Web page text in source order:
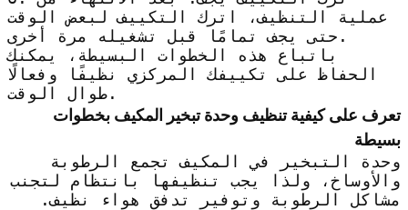
عملية التنظيف، اترك التكييف لبعض الوقت
حتى يجف تمامًا قبل تشغيله مرة أخرى.
باتباع هذه الخطوات البسيطة، يمكنك
الحفاظ على تكييفك المركزي نظيفًا وفعالًا
طوال الوقت.
تعرف على كيفية تنظيف وحدة تبخير المكيف بخطوات
بسيطة
وحدة التبخير في المكيف تجمع الرطوبة
والأوساخ، ولذا يجب تنظيفها بانتظام لتجنب
مشاكل الرطوبة وتوفير تدفق هواء نظيف.